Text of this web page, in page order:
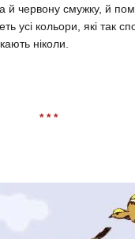
й червону смужку, й
усі кольори, які так
ніколи.
* * *